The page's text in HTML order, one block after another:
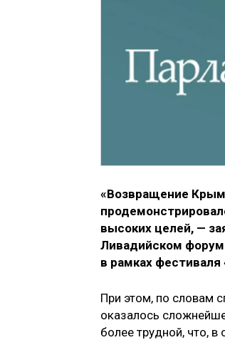
«Возвращение
высоких целей, —
Ливадийском
в рамках фестиваля
При этом, по словам
оказалось
более трудной, что,